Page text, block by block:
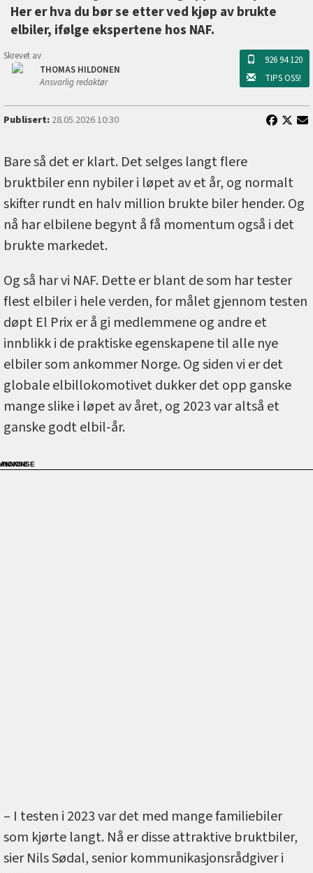
Her er hva du bør se etter ved kjøp av brukte
elbiler, ifølge ekspertene hos NAF.
Skrevet av
THOMAS HILDONEN
Ansvarlig redaktør
926 94 120
TIPS OSS!
Publisert:28.05.2026 10:30
Bare så det er klart. Det selges langt flere
bruktbiler enn nybiler i løpet av et år, og normalt
skifter rundt en halv million brukte biler hender. Og
nå har elbilene begynt å få momentum også i det
brukte markedet.
Og så har vi NAF. Dette er blant de som har tester
flest elbiler i hele verden, for målet gjennom testen
døpt El Prix er å gi medlemmene og andre et
innblikk i de praktiske egenskapene til alle nye
elbiler som ankommer Norge. Og siden vi er det
globale elbillokomotivet dukker det opp ganske
mange slike i løpet av året, og 2023 var altså et
ganske godt elbil-år.
– I testen i 2023 var det med mange familiebiler
som kjørte langt. Nå er disse attraktive bruktbiler,
sier Nils Sødal, senior kommunikasjonsrådgiver i